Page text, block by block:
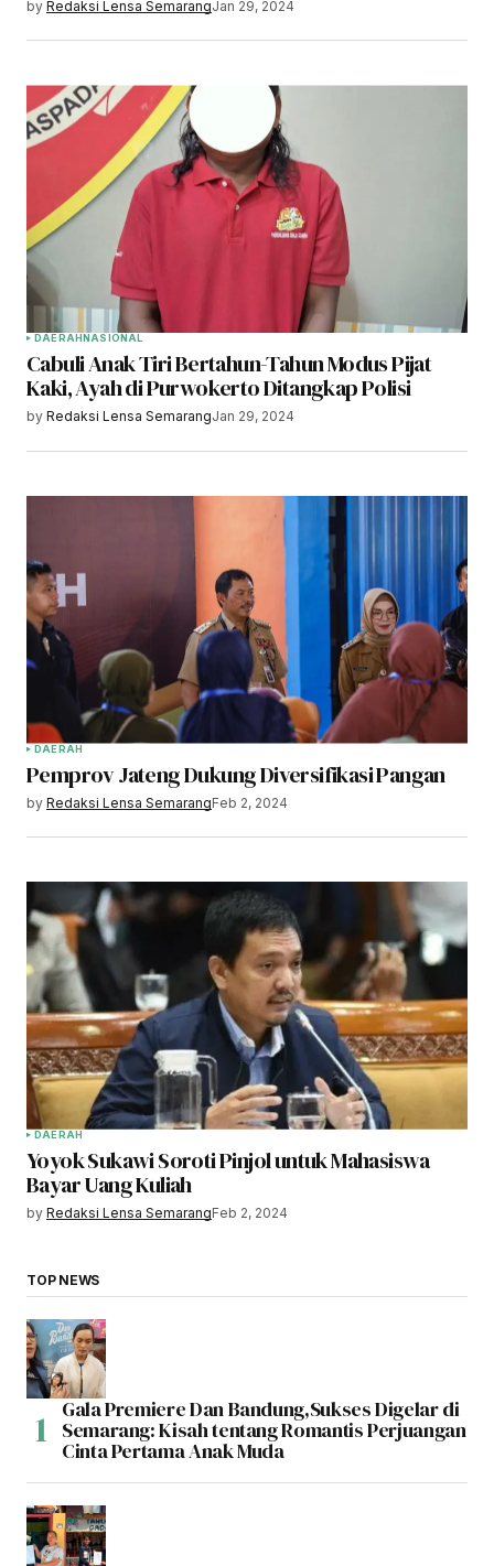
by Redaksi Lensa SemarangJan 29, 2024
DAERAH NASIONAL
Cabuli Anak Tiri Bertahun-Tahun Modus Pijat
Kaki, Ayah di Purwokerto Ditangkap Polisi
by Redaksi Lensa SemarangJan 29, 2024
DAERAH
Pemprov Jateng Dukung Diversifikasi Pangan
by Redaksi Lensa SemarangFeb 2, 2024
DAERAH
Yoyok Sukawi Soroti Pinjol untuk Mahasiswa
Bayar Uang Kuliah
by Redaksi Lensa SemarangFeb 2, 2024
TOP NEWS
Gala Premiere Dan Bandung,Sukses Digelar di
Semarang: Kisah tentang Romantis Perjuangan
Cinta Pertama Anak Muda